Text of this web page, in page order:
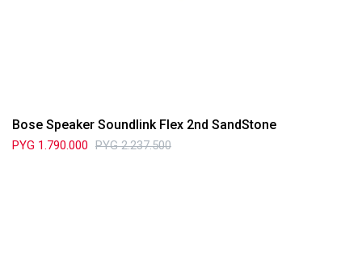
Bose Speaker Soundlink Flex 2nd SandStone
PYG 1.790.000 PYG 2.237.500